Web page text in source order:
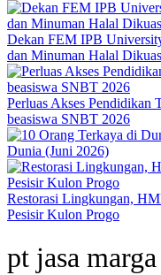
Dekan FEM IPB
dan Minuman Halal
Perluas Akses Pendidikan
beasiswa SNBT 2026
Dunia (Juni 2026)
Restorasi Lingkungan,
Pesisir Kulon Progo
pt jasa marga